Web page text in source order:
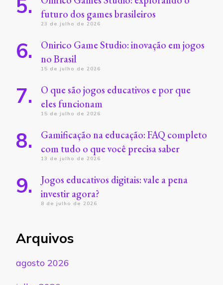
futuro dos games brasileiros
23 de julho de 2026
Onirico Game Studio: inovação em jogos
no Brasil
15 de julho de 2026
O que são jogos educativos e por que
eles funcionam
15 de julho de 2026
Gamificação na educação: FAQ completo
com tudo o que você precisa saber
13 de julho de 2026
Jogos educativos digitais: vale a pena
investir agora?
8 de julho de 2026
Arquivos
agosto 2026